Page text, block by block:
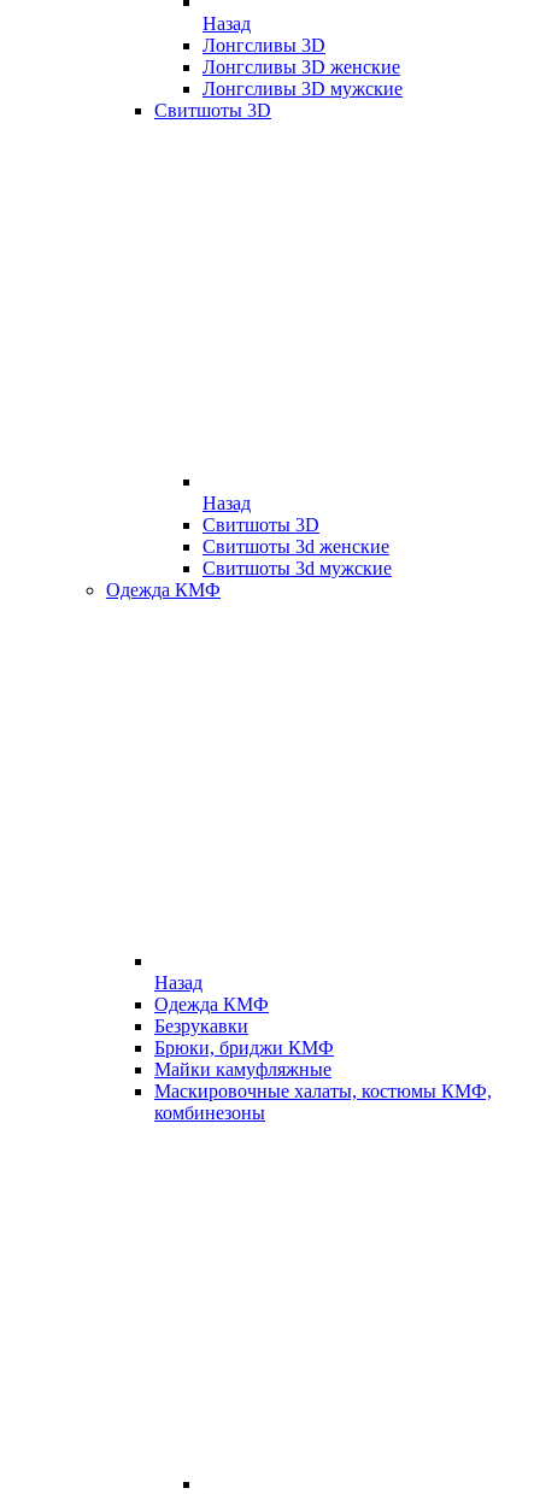
Назад
Лонгсливы 3D
Лонгсливы 3D женские
Лонгсливы 3D мужские
Свитшоты 3D
Назад
Свитшоты 3D
Свитшоты 3d женские
Свитшоты 3d мужские
Одежда КМФ
Назад
Одежда КМФ
Безрукавки
Брюки, бриджи КМФ
Майки камуфляжные
Маскировочные халаты, костюмы КМФ,
комбинезоны